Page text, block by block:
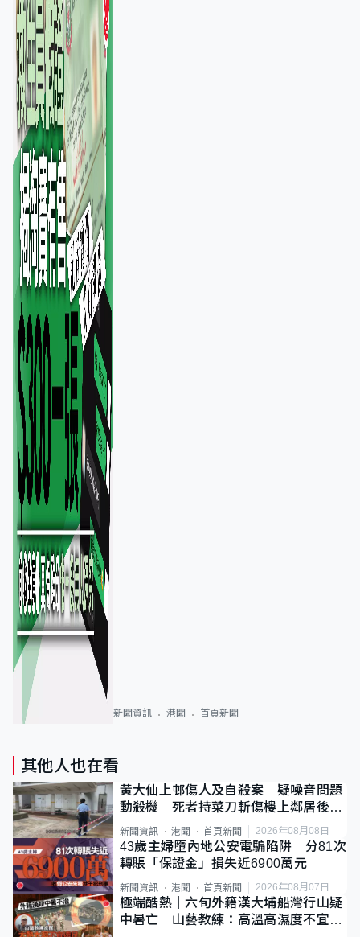
新聞資訊 港聞 首頁新聞
其他人也在看
黃大仙上邨傷人及自殺案 疑噪音問題
動殺機 死者持菜刀斬傷樓上鄰居後墮
斃
新聞資訊 港聞 首頁新聞 2026年08月08日
43歲主婦墮內地公安電騙陷阱 分81次
轉賬「保證金」損失近6900萬元
新聞資訊 港聞 首頁新聞 2026年08月07日
極端酷熱｜六旬外籍漢大埔船灣行山疑
中暑亡 山藝教練：高溫高濕度不宜遠